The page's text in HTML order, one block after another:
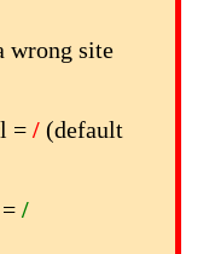
wrong site
= / (default
/